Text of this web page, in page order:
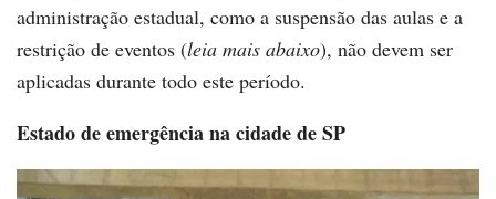
administração estadual, como a suspensão das aulas e a
restrição de eventos (leia mais abaixo), não devem ser
aplicadas durante todo este período.
Estado de emergência na cidade de SP